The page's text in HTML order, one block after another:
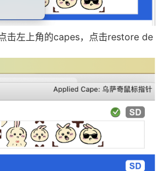
击左上角的capes，点击restore de